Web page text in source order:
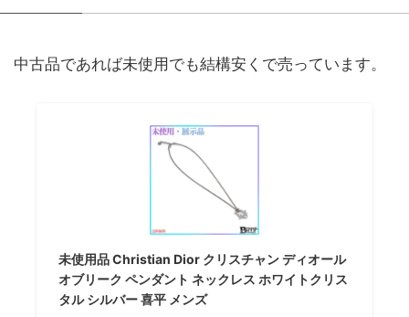
中古品であれば未使用でも結構安くで売っています。
未使用品 Christian Dior クリスチャン ディオール
オブリーク ペンダント ネックレス ホワイトクリス
タル シルバー 喜平 メンズ